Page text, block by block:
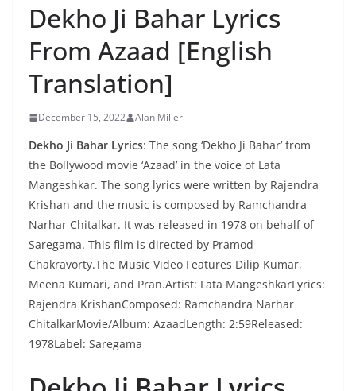
Dekho Ji Bahar Lyrics
From Azaad [English
Translation]
December 15, 2022 Alan Miller
Dekho Ji Bahar Lyrics: The song ‘Dekho Ji Bahar’ from
the Bollywood movie ‘Azaad’ in the voice of Lata
Mangeshkar. The song lyrics were written by Rajendra
Krishan and the music is composed by Ramchandra
Narhar Chitalkar. It was released in 1978 on behalf of
Saregama. This film is directed by Pramod
Chakravorty.The Music Video Features Dilip Kumar,
Meena Kumari, and Pran.Artist: Lata MangeshkarLyrics:
Rajendra KrishanComposed: Ramchandra Narhar
ChitalkarMovie/Album: AzaadLength: 2:59Released:
1978Label: Saregama